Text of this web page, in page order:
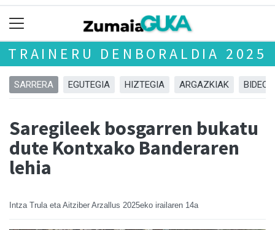
TRAINERU DENBORALDIA 2025
SARRERA EGUTEGIA HIZTEGIA ARGAZKIAK
Saregileek bosgarren bukatu
dute Kontxako Banderaren
lehia
Intza Trula eta Aitziber Arzallus 2025eko irailaren 14a